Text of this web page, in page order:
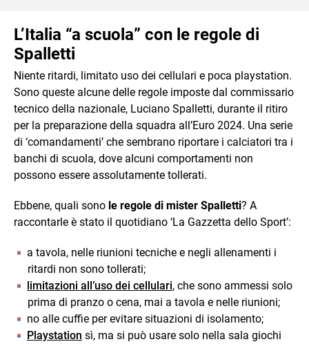
L’Italia “a scuola” con le regole di
Spalletti
Niente ritardi, limitato uso dei cellulari e poca playstation.
Sono queste alcune delle regole imposte dal commissario
tecnico della nazionale, Luciano Spalletti, durante il ritiro
per la preparazione della squadra all’Euro 2024. Una serie
di ‘comandamenti’ che sembrano riportare i calciatori tra i
banchi di scuola, dove alcuni comportamenti non
possono essere assolutamente tollerati.
Ebbene, quali sono le regole di mister Spalletti? A
raccontarle è stato il quotidiano ‘La Gazzetta dello Sport’:
a tavola, nelle riunioni tecniche e negli allenamenti i
ritardi non sono tollerati;
limitazioni all’uso dei cellulari, che sono ammessi solo
prima di pranzo o cena, mai a tavola e nelle riunioni;
no alle cuffie per evitare situazioni di isolamento;
Playstation sì, ma si può usare solo nella sala giochi